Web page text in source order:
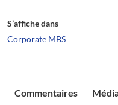
S’affiche dans
Corporate MBS
Commentaires